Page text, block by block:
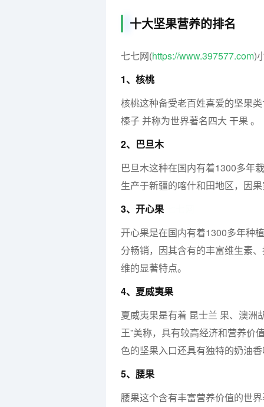
十大坚果营养的排名
七七网(https://www.397577.com)
1、核桃
核桃这种备受老百姓喜爱的坚果
榛子 并称为世界著名四大 干果 。
2、巴旦木
巴旦木这种在国内有着1300多年
生产于新疆的喀什和田地区，因
3、开心果
开心果是在国内有着1300多年种
分畅销，因其含有的丰富维生素
维的显著特点。
4、夏威夷果
夏威夷果是有着 昆士兰 果、澳洲
王”美称，具有较高经济和营养价
色的坚果入口还具有独特的奶油
5、腰果
腰果这个含有丰富营养价值的世